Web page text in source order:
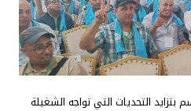
التحديات التي تواجه الشغيلة